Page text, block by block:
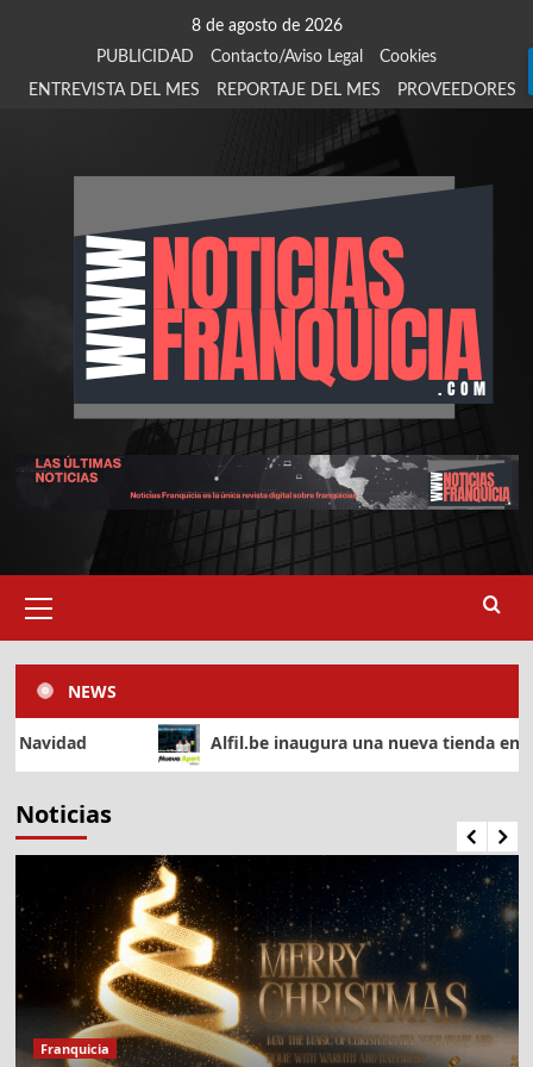
8 de agosto de 2026
PUBLICIDAD
Contacto/Aviso Legal
Cookies
ENTREVISTA DEL MES
REPORTAJE DEL MES PROVEEDORES
primario
NEWS
Alfil.be inaugura una nueva tienda en Vélez-Málaga
Noticias
Franquicia
3
SUPERMERCADOS
Caprabo inaugura un nuevo
supermercado franquiciado en
Calonge i Sant Antoni
924 907